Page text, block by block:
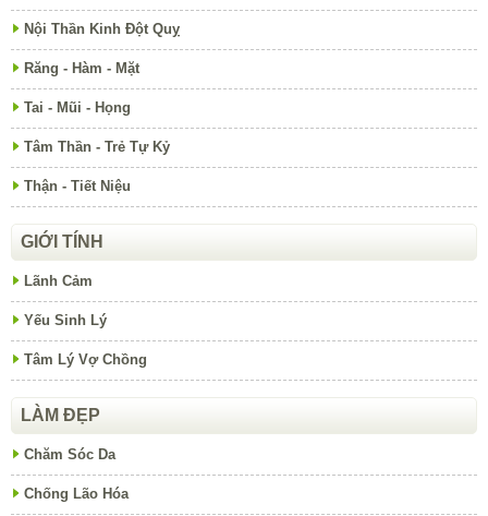
Nội Thần Kinh Đột Quỵ
Răng - Hàm - Mặt
Tai - Mũi - Họng
Tâm Thần - Trẻ Tự Kỷ
Thận - Tiết Niệu
GIỚI TÍNH
Lãnh Cảm
Yếu Sinh Lý
Tâm Lý Vợ Chồng
LÀM ĐẸP
Chăm Sóc Da
Chống Lão Hóa